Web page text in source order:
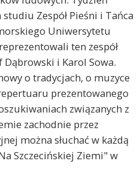
Zespół Pieśni i Tańca
Uniwersytetu
ten zespół
Dąbrowski i Karol Sowa.
o tradycjach, o muzyce
prezentowanego
związanych z
zachodnie przez
można słuchać w każdą
Szczecińskiej Ziemi" w